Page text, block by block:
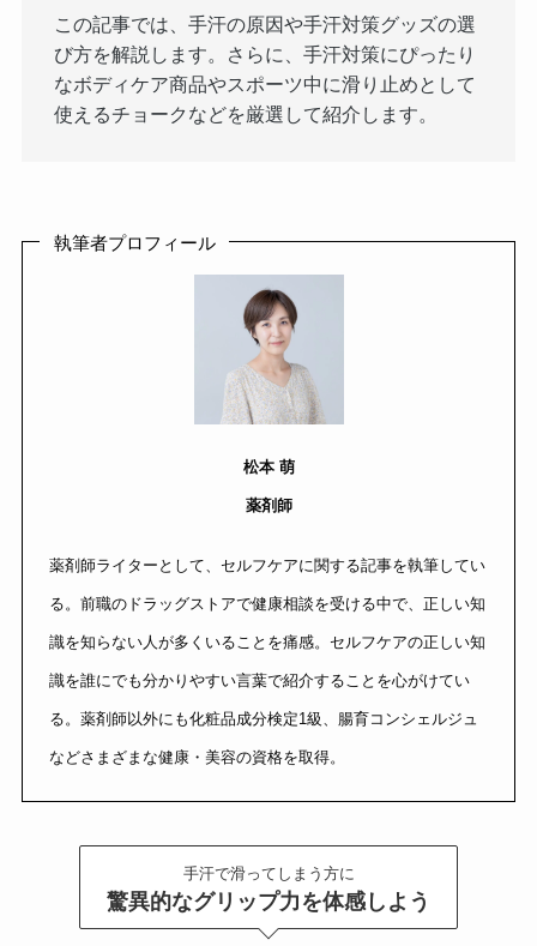
この記事では、手汗の原因や手汗対策グッズの選
び方を解説します。さらに、手汗対策にぴったり
なボディケア商品やスポーツ中に滑り止めとして
使えるチョークなどを厳選して紹介します。
執筆者プロフィール
松本 萌
薬剤師
薬剤師ライターとして、セルフケアに関する記事を執筆してい
る。前職のドラッグストアで健康相談を受ける中で、正しい知
識を知らない人が多くいることを痛感。セルフケアの正しい知
識を誰にでも分かりやすい言葉で紹介することを心がけてい
る。薬剤師以外にも化粧品成分検定1級、腸育コンシェルジュ
などさまざまな健康・美容の資格を取得。
手汗で滑ってしまう方に
驚異的なグリップ力を体感しよう